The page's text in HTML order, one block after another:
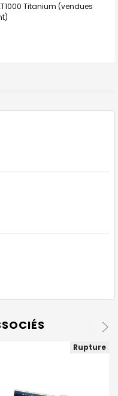
Titanium (vendues
Rupture